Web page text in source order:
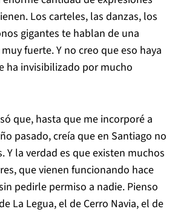
Los carteles, las danzas, los
gigantes te hablan de una
fuerte. Y no creo que eso haya
ha invisibilizado por mucho
que, hasta que me incorporé a
pasado, creía que en Santiago no
Y la verdad es que existen muchos
que vienen funcionando hace
pedirle permiso a nadie. Pienso
La Legua, el de Cerro Navia, el de